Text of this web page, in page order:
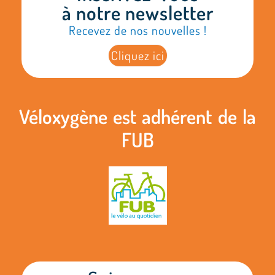
à notre newsletter
Recevez de nos nouvelles !
Cliquez ici
Véloxygène est adhérent de la
FUB